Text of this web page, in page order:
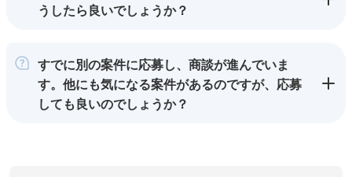
うしたら良いでしょうか？
すでに別の案件に応募し、商談が進んでいま
す。他にも気になる案件があるのですが、応募
しても良いのでしょうか？